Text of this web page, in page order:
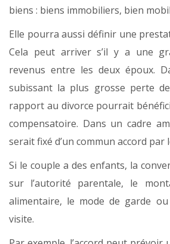
biens : biens immobiliers, bien
Elle pourra aussi définir une
Cela peut arriver s’il y a une
revenus entre les deux époux.
subissant la plus grosse perte
rapport au divorce pourrait
compensatoire. Dans un cadre
serait fixé d’un commun accord par
Si le couple a des enfants, la
sur l’autorité parentale, le
alimentaire, le mode de garde
visite.